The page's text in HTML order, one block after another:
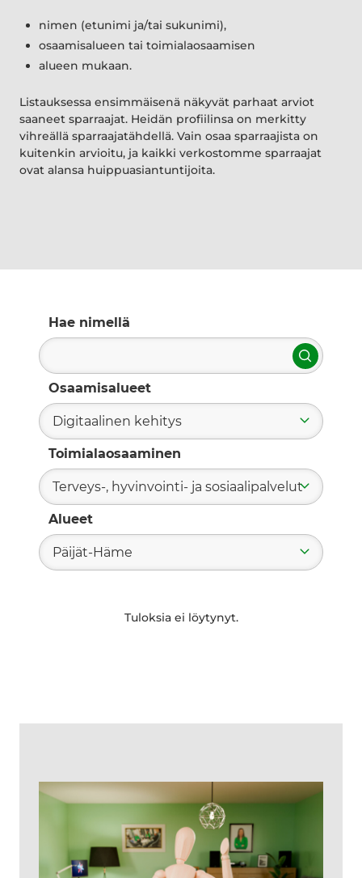
nimen (etunimi ja/tai sukunimi),
osaamisalueen tai toimialaosaamisen
alueen mukaan.
Listauksessa ensimmäisenä näkyvät parhaat arviot
saaneet sparraajat. Heidän profiilinsa on merkitty
vihreällä sparraajatähdellä. Vain osaa sparraajista on
kuitenkin arvioitu, ja kaikki verkostomme sparraajat
ovat alansa huippuasiantuntijoita.
Hae nimellä
Hae
Osaamisalueet
Digitaalinen kehitys
Toimialaosaaminen
Terveys-, hyvinvointi- ja sosiaalipalvelut
Alueet
Päijät-Häme
Tuloksia ei löytynyt.